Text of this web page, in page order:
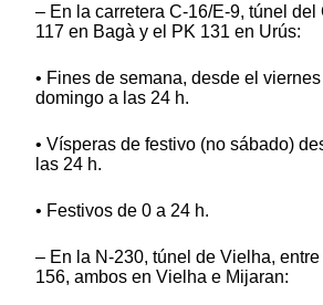
– En la carretera C-16/E-9, túnel del
117 en Bagà y el PK 131 en Urús:
• Fines de semana, desde el
domingo a las 24 h.
• Vísperas de festivo (no sábado)
las 24 h.
• Festivos de 0 a 24 h.
– En la N-230, túnel de Vielha,
156, ambos en Vielha e Mijaran: